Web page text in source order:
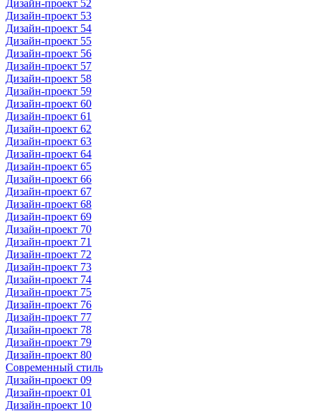
Дизайн-проект 52
Дизайн-проект 53
Дизайн-проект 54
Дизайн-проект 55
Дизайн-проект 56
Дизайн-проект 57
Дизайн-проект 58
Дизайн-проект 59
Дизайн-проект 60
Дизайн-проект 61
Дизайн-проект 62
Дизайн-проект 63
Дизайн-проект 64
Дизайн-проект 65
Дизайн-проект 66
Дизайн-проект 67
Дизайн-проект 68
Дизайн-проект 69
Дизайн-проект 70
Дизайн-проект 71
Дизайн-проект 72
Дизайн-проект 73
Дизайн-проект 74
Дизайн-проект 75
Дизайн-проект 76
Дизайн-проект 77
Дизайн-проект 78
Дизайн-проект 79
Дизайн-проект 80
Современный стиль
Дизайн-проект 09
Дизайн-проект 01
Дизайн-проект 10